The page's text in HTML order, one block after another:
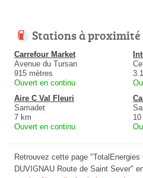
Stations à proximité
Carrefour Market
Avenue du Tursan
915 mètres
Ouvert en continu
Aire C Val Fleuri
Samadet
7 km
Ouvert en continu
Retrouvez cette page
DUVIGNAU Route de Saint Sever"